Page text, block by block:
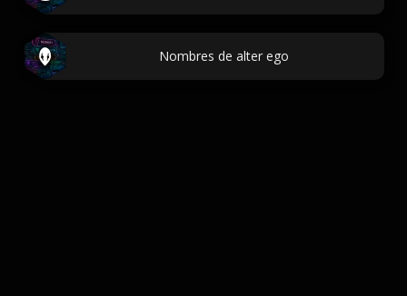
Nombres de alter ego